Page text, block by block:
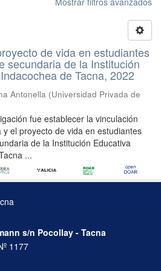
de vida en estudiantes
secundaria de la Institución
de Tacna, 2022
Antonella (Universidad Privada de
fue establecer la vinculación
el proyecto de vida en estudiantes
de la Institución Educativa
...
s/n Pocollay - Tacna
1177